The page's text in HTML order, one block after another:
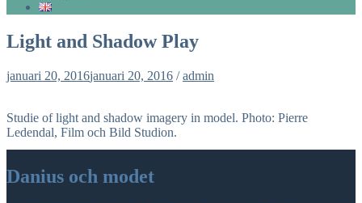
Light and Shadow Play
januari 20, 2016januari 20, 2016 /admin
Studie of light and shadow imagery in model. Photo: Pierre
Ledendal, Film och Bild Studion.
Danius och modet